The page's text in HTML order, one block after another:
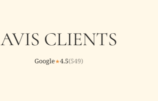
AVIS CLIENTS
Google★4.5(549)